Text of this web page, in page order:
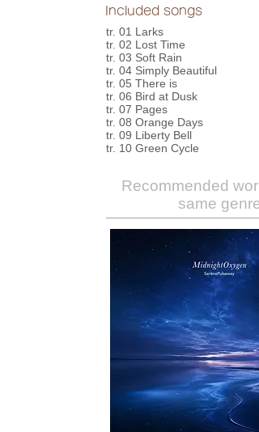
Included songs
tr. 01 Larks
tr. 02 Lost Time
tr. 03 Soft Rain
tr. 04 Simply Beautiful
tr. 05 There is
tr. 06 Bird at Dusk
tr. 07 Pages
tr. 08 Orange Days
tr. 09 Liberty Bell
tr. 10 Green Cycle
Recommended
same genre